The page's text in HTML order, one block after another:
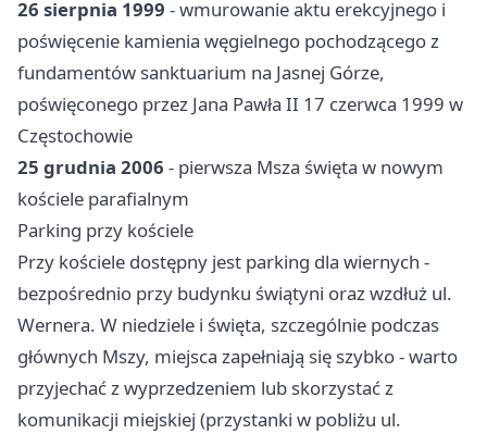
26 sierpnia 1999 - wmurowanie aktu erekcyjnego i
poświęcenie kamienia węgielnego pochodzącego z
fundamentów sanktuarium na Jasnej Górze,
poświęconego przez Jana Pawła II 17 czerwca 1999 w
Częstochowie
25 grudnia 2006 - pierwsza Msza święta w nowym
kościele parafialnym
Parking przy kościele
Przy kościele dostępny jest parking dla wiernych -
bezpośrednio przy budynku świątyni oraz wzdłuż ul.
Wernera. W niedziele i święta, szczególnie podczas
głównych Mszy, miejsca zapełniają się szybko - warto
przyjechać z wyprzedzeniem lub skorzystać z
komunikacji miejskiej (przystanki w pobliżu ul.